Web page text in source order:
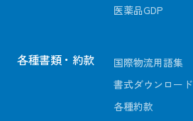
医薬品GDP
各種書類・約款
国際物流用語集
書式ダウンロード
各種約款